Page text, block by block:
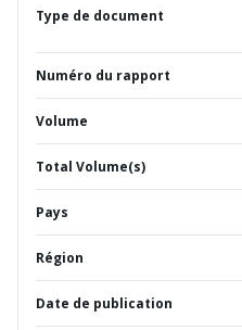
Type de document
Numéro du rapport
Volume
Total Volume(s)
Pays
Région
Date de publication